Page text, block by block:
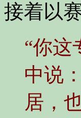
接着以
“你这
中说
居，